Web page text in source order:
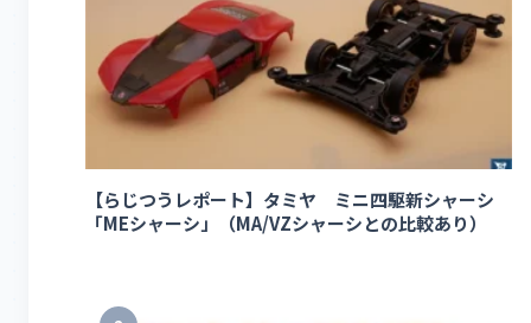
【らじつうレポート】タミヤ ミニ四駆新シャーシ
「MEシャーシ」（MA/VZシャーシとの比較あり）